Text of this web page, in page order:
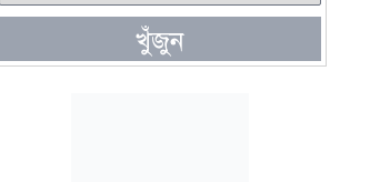
খুঁজুন